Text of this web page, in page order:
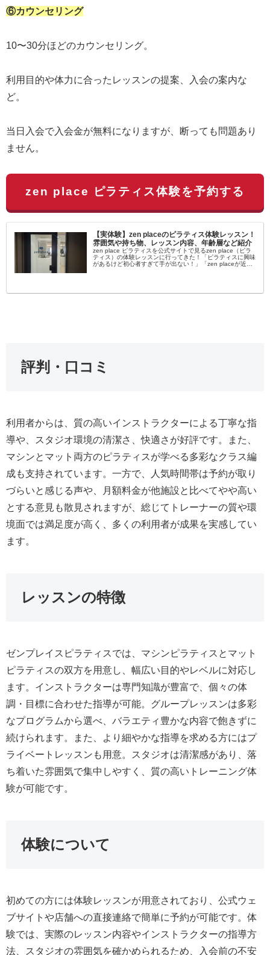
⑥カウンセリング
10〜30分ほどのカウンセリング。
利用目的や体力に合ったレッスンの提案、入会の案内な
ど。
当日入会で入会金が無料になりますが、断っても問題あり
ません。
zen place ピラティス体験を予約する
【実体験】zen placeのピラティス体験レッスン！
雰囲気や持ち物、レッスン内容、年齢層など紹介
zen place ピラティスを公式サイトで見るzen place（ピラ
ティス）の体験レッスンに行ってきた！「ピラティスに興味
があるけど初心者すぎて手が出ない！」「zen placeが近く
評判・口コミ
利用者からは、質の高いインストラクターによる丁寧な指
導や、スタジオ環境の清潔さ、快適さが好評です。また、
マシンとマット両方のピラティスが学べる多彩なクラス編
成も支持されています。一方で、人気時間帯は予約が取り
づらいと感じる声や、月額料金が他施設と比べてやや高い
とする意見も散見されますが、総じてトレーナーの質や環
境面では満足度が高く、多くの利用者が成果を実感してい
ます。
レッスンの特徴
ゼンプレイスピラティスでは、マシンピラティスとマット
ピラティスの双方を用意し、幅広い目的やレベルに対応し
ます。インストラクターは専門知識が豊富で、個々の体
調・目標に合わせた指導が可能。グループレッスンは多彩
なプログラムから選べ、バラエティ豊かな内容で飽きずに
続けられます。また、より細やかな指導を求める方にはプ
ライベートレッスンも用意。スタジオは清潔感があり、落
ち着いた雰囲気で集中しやすく、質の高いトレーニング体
験が可能です。
体験について
初めての方には体験レッスンが用意されており、公式ウェ
ブサイトや店舗への直接連絡で簡単に予約が可能です。体
験では、実際のレッスン内容やインストラクターの指導方
法、スタジオの雰囲気を確かめられるため、入会前の不安